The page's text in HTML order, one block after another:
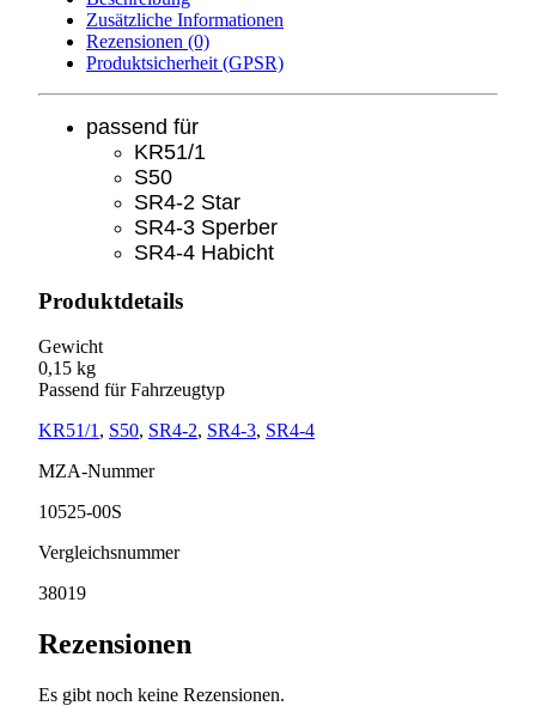
Zusätzliche Informationen
Rezensionen (0)
Produktsicherheit (GPSR)
passend für
KR51/1
S50
SR4-2 Star
SR4-3 Sperber
SR4-4 Habicht
Produktdetails
Gewicht
0,15 kg
Passend für Fahrzeugtyp
KR51/1 , S50, SR4-2, SR4-3, SR4-4
MZA-Nummer
10525-00S
Vergleichsnummer
38019
Rezensionen
Es gibt noch keine Rezensionen.